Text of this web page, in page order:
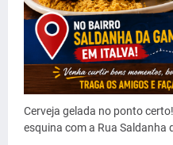
Cerveja gelada no ponto
esquina com a Rua Saldanha